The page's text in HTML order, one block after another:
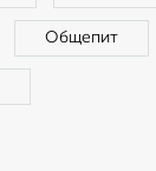
Общепит